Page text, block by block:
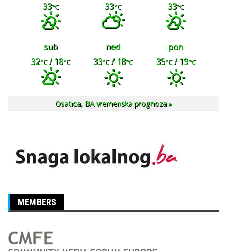
33°C 33°C 33°C
sub ned
pon
32°C/ 18°C 33°C/ 18°C 35°C/ 19°C
Osatica, BAvremenska prognoza ▸
MEMBERS